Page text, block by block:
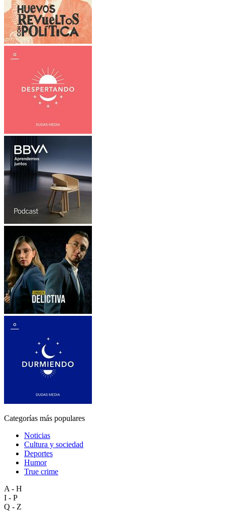
Categorías más populares
Noticias
Cultura y sociedad
Deportes
Humor
True crime
A - H
I - P
Q - Z